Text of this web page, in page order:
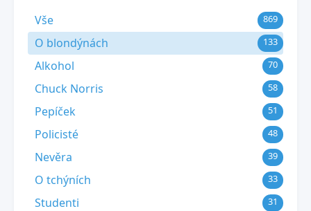
Vše 869
O blondýnách 133
Alkohol 70
Chuck Norris 58
Pepíček 51
Policisté 48
Nevěra 39
O tchýních 33
Studenti 31